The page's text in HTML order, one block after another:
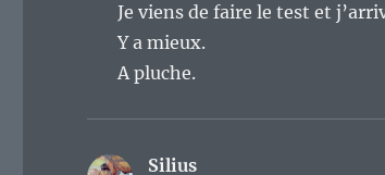
Je viens de faire le test et
Y a mieux.
A pluche.
Silius